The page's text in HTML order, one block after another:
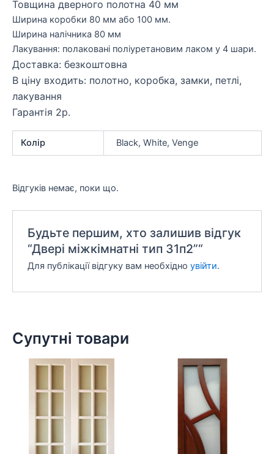
Товщина дверного полотна 40 мм
Ширина коробки 80 мм або 100 мм.
Ширина налічника 80 мм
Лакування: полаковані поліуретановим лаком у 4 шари.
Доставка: безкоштовна
В ціну входить: полотно, коробка, замки, петлі,
лакування
Гарантія 2р.
Колір Black, White, Venge
Відгуків немає, поки що.
Будьте першим, хто залишив відгук
“Двері міжкімнатні тип 31п2”“
Для публікації відгуку вам необхідноувійти.
Супутні товари